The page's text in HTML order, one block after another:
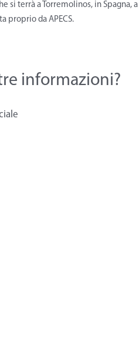
si terrà a Torremolinos, in Spagna, a
proprio da APECS.
informazioni?